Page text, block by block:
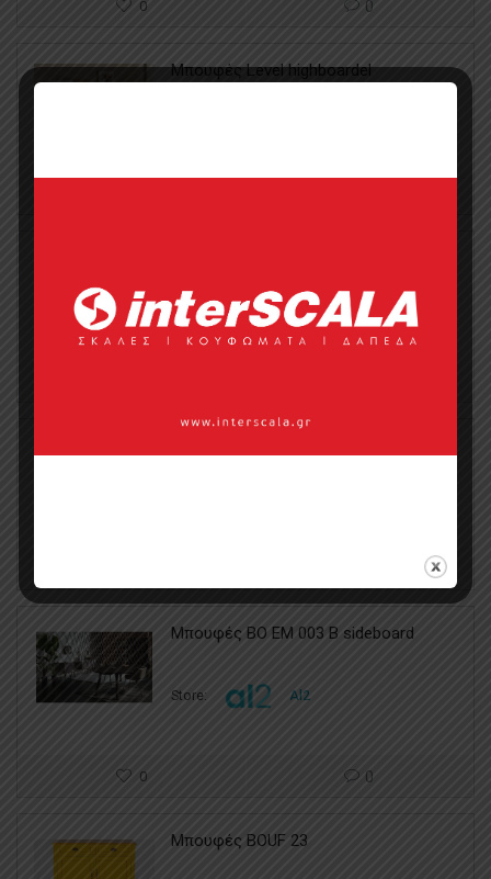
0 0
Μπουφές Level highboardel
Μπουφές BO EM 003 B sideboard
Store: Al2
0 0
Μπουφές BOUF 23